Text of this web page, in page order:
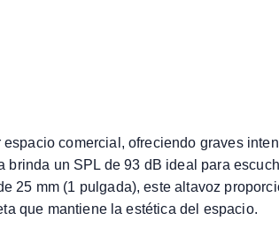
comercial, ofreciendo graves
un SPL de 93 dB ideal para
25 mm (1 pulgada), este altavoz
que mantiene la estética del espacio.